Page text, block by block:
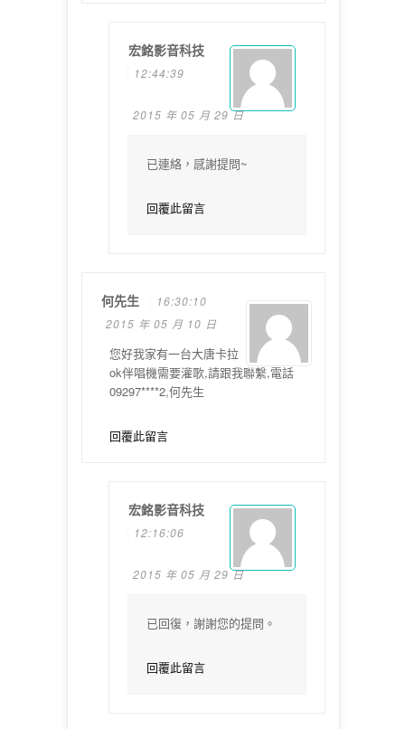
宏銘影音科技
12:44:39
2015 年 05 月 29 日
已連絡，感謝提問~
回覆此留言
何先生
16:30:10
2015 年 05 月 10 日
您好我家有一台大唐卡拉
ok伴唱機需要灌歌,請跟我聯繫,電話
09297****2,何先生
回覆此留言
宏銘影音科技
12:16:06
2015 年 05 月 29 日
已回復，謝謝您的提問。
回覆此留言